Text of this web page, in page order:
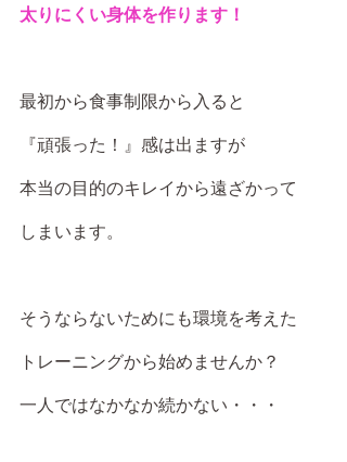
太りにくい身体を作ります！
最初から食事制限から入ると
『頑張った！』感は出ますが
本当の目的のキレイから遠ざかって
しまいます。
そうならないためにも環境を考えた
トレーニングから始めませんか？
一人ではなかなか続かない・・・